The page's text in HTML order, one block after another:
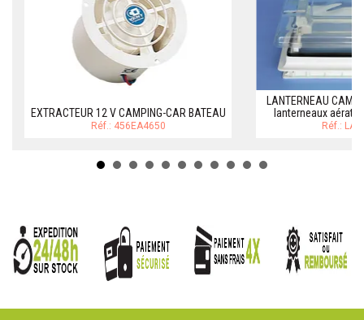
EXTRACTEUR 12 V CAMPING-CAR BATEAU
Réf.: 456EA4650
LANTERNEAU
lanterneaux
Réf.: